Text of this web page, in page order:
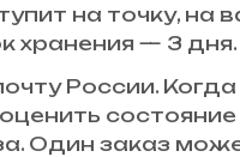
на точку,
хранения — 3 дня.
России.
Один заказ